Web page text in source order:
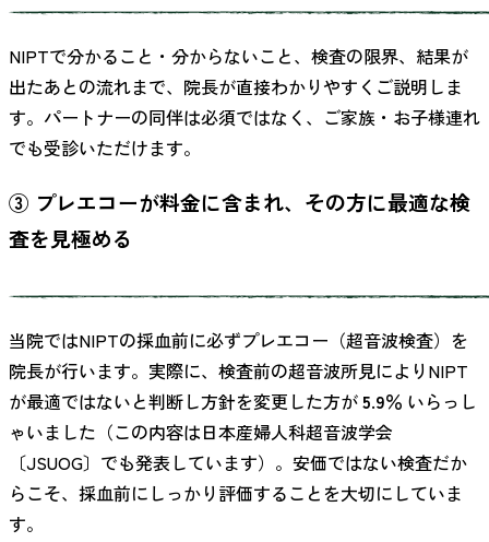
NIPTで分かること・分からないこと、検査の限界、結果が
出たあとの流れまで、院長が直接わかりやすくご説明しま
す。パートナーの同伴は必須ではなく、ご家族・お子様連れ
でも受診いただけます。
③ プレエコーが料金に含まれ、その方に最適な検
査を見極める
当院ではNIPTの採血前に必ずプレエコー（超音波検査）を
院長が行います。実際に、検査前の超音波所見によりNIPT
が最適ではないと判断し方針を変更した方が5.9％ いらっし
ゃいました（この内容は日本産婦人科超音波学会
〔JSUOG〕でも発表しています）。安価ではない検査だか
らこそ、採血前にしっかり評価することを大切にしていま
す。